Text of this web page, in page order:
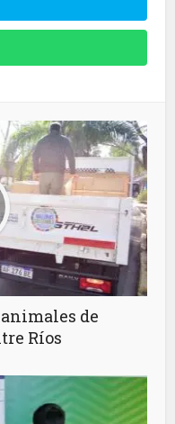
de
Ríos